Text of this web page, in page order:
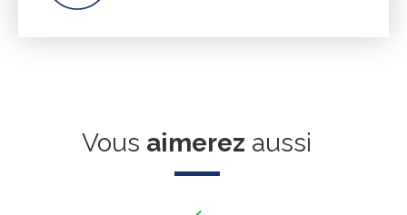
Vous aimerez aussi